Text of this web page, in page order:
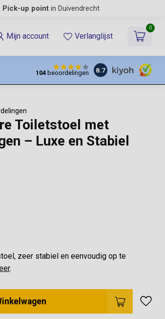
Pick-up pointin Duivendrecht
Mijn account Verlanglijst
0
104beoordelingen 8.7
Toiletstoel met
– Luxe en Stabiel
zeer stabiel en eenvoudig op te
.